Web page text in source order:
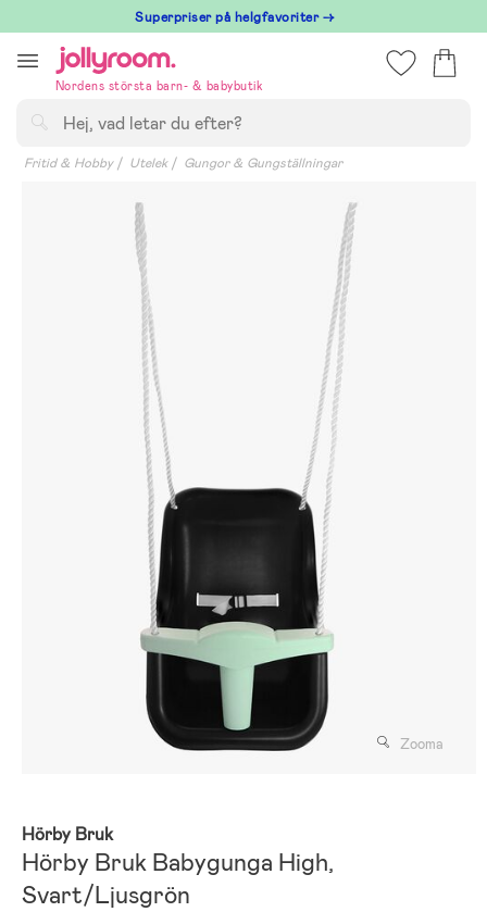
till
innehållet
Superpriser på helgfavoriter →
Nordens största barn- & babybutik
Fritid & Hobby Utelek Gungor & Gungställningar
Zooma
Hörby Bruk
Hörby Bruk Babygunga High,
Svart/Ljusgrön